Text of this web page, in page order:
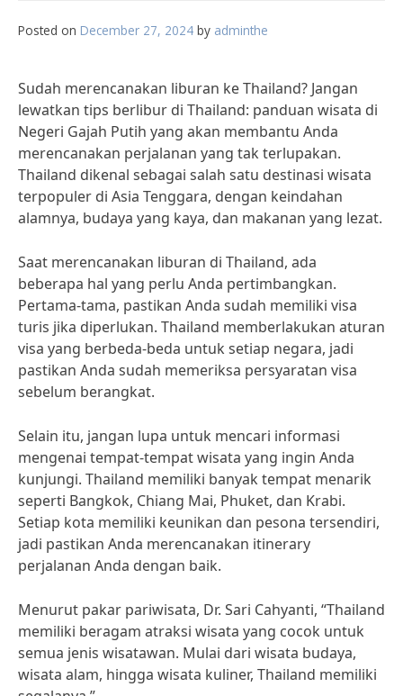
Posted on December 27, 2024 by adminthe
Sudah merencanakan liburan ke Thailand? Jangan
lewatkan tips berlibur di Thailand: panduan wisata di
Negeri Gajah Putih yang akan membantu Anda
merencanakan perjalanan yang tak terlupakan.
Thailand dikenal sebagai salah satu destinasi wisata
terpopuler di Asia Tenggara, dengan keindahan
alamnya, budaya yang kaya, dan makanan yang lezat.
Saat merencanakan liburan di Thailand, ada
beberapa hal yang perlu Anda pertimbangkan.
Pertama-tama, pastikan Anda sudah memiliki visa
turis jika diperlukan. Thailand memberlakukan aturan
visa yang berbeda-beda untuk setiap negara, jadi
pastikan Anda sudah memeriksa persyaratan visa
sebelum berangkat.
Selain itu, jangan lupa untuk mencari informasi
mengenai tempat-tempat wisata yang ingin Anda
kunjungi. Thailand memiliki banyak tempat menarik
seperti Bangkok, Chiang Mai, Phuket, dan Krabi.
Setiap kota memiliki keunikan dan pesona tersendiri,
jadi pastikan Anda merencanakan itinerary
perjalanan Anda dengan baik.
Menurut pakar pariwisata, Dr. Sari Cahyanti, “Thailand
memiliki beragam atraksi wisata yang cocok untuk
semua jenis wisatawan. Mulai dari wisata budaya,
wisata alam, hingga wisata kuliner, Thailand memiliki